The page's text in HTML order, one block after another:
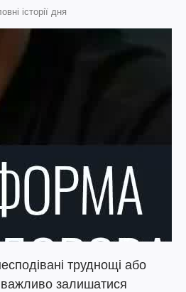
історії дня
труднощі або
залишатися